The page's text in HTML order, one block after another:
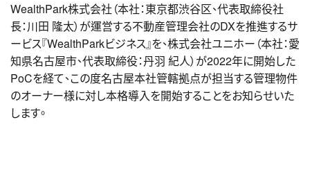
WealthPark株式会社（本社：東京都渋谷区、代表取締役社
長：川田 隆太）が運営する不動産管理会社のDXを推進するサ
ービス『WealthParkビジネス』を、株式会社ユニホー（本社：愛
知県名古屋市、代表取締役：丹羽 紀人）が2022年に開始した
PoCを経て、この度名古屋本社管轄拠点が担当する管理物件
のオーナー様に対し本格導入を開始することをお知らせいた
します。